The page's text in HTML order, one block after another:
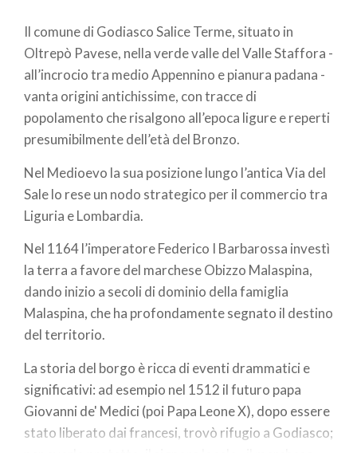
di
pane
Il comune di Godiasco Salice Terme, situato in
Oltrepò Pavese, nella verde valle del Valle Staffora -
all’incrocio tra medio Appennino e pianura padana -
vanta origini antichissime, con tracce di
popolamento che risalgono all’epoca ligure e reperti
presumibilmente dell’età del Bronzo.
Nel Medioevo la sua posizione lungo l’antica Via del
Sale lo rese un nodo strategico per il commercio tra
Liguria e Lombardia.
Nel 1164 l’imperatore Federico I Barbarossa investì
la terra a favore del marchese Obizzo Malaspina,
dando inizio a secoli di dominio della famiglia
Malaspina, che ha profondamente segnato il destino
del territorio.
La storia del borgo è ricca di eventi drammatici e
significativi: ad esempio nel 1512 il futuro papa
Giovanni de' Medici (poi Papa Leone X), dopo essere
stato liberato dai francesi, trovò rifugio a Godiasco;